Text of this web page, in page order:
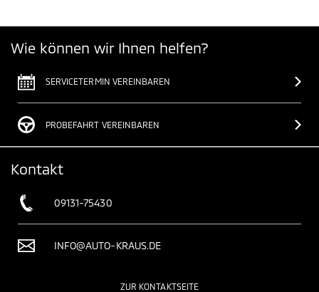
Wie können wir Ihnen helfen?
SERVICETERMIN VEREINBAREN
PROBEFAHRT VEREINBAREN
Kontakt
09131-75430
INFO@AUTO-KRAUS.DE
ZUR KONTAKTSEITE